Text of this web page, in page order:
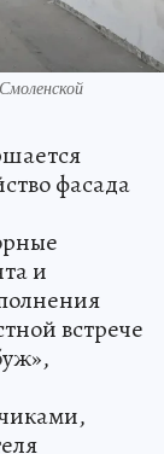
фасада
и
встрече